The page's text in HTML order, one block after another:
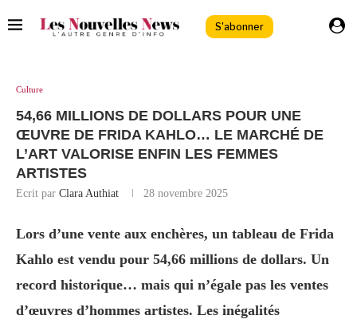
S'abonner
Culture
54,66 MILLIONS DE DOLLARS POUR UNE
ŒUVRE DE FRIDA KAHLO… LE MARCHÉ DE
L’ART VALORISE ENFIN LES FEMMES
ARTISTES
Ecrit par Clara Authiat 28 novembre 2025
Lors d’une vente aux enchères, un tableau de Frida
Kahlo est vendu pour 54,66 millions de dollars. Un
record historique… mais qui n’égale pas les ventes
d’œuvres d’hommes artistes. Les inégalités